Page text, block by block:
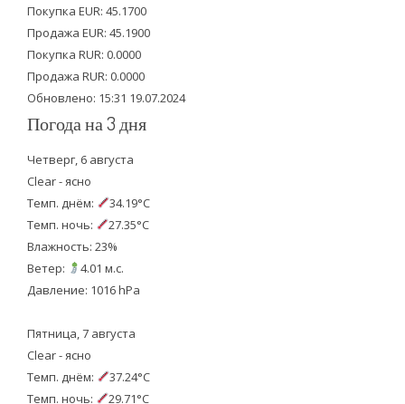
e
r
o
o
k
b
e
Покупка EUR: 45.1700
Продажа EUR: 45.1900
Покупка RUR: 0.0000
Продажа RUR: 0.0000
Обновлено: 15:31 19.07.2024
Погода на 3 дня
Четверг, 6 августа
Clear - ясно
Темп. днём:
34.19°C
Темп. ночь:
27.35°C
Влажность: 23%
Ветер:
4.01 м.с.
Давление: 1016 hPa
Пятница, 7 августа
Clear - ясно
Темп. днём:
37.24°C
Темп. ночь:
29.71°C